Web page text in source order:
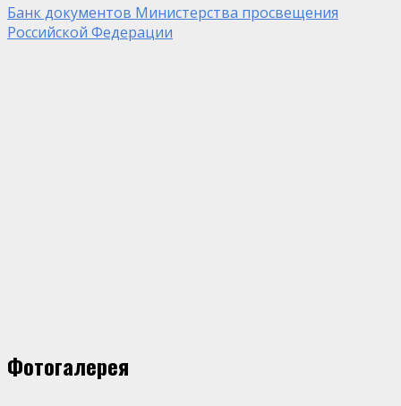
Банк документов Министерства просвещения
Российской Федерации
Фотогалерея